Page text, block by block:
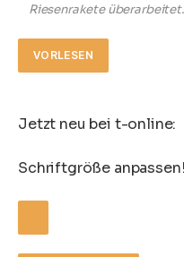
Riesenrakete überarbeitet.
VORLESEN
Jetzt neu bei t-online:
Schriftgröße anpassen!